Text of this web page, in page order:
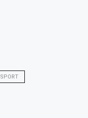
SPORT